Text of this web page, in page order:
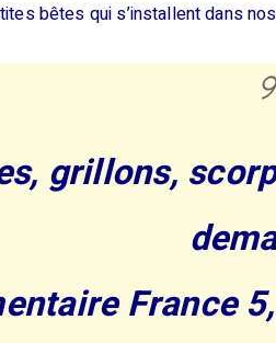
bêtes qui s’installent dans
grillons,
France